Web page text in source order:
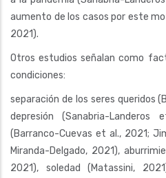
aumento de los casos por este
2021).
Otros estudios señalan como
condiciones:
separación de los seres queridos
depresión (Sanabria-
(Barranco-Cuevas et al., 2021;
Miranda-Delgado, 2021),
2021), soledad (Matassini,